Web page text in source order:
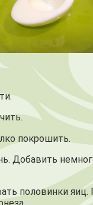
покрошить.
Добавить
половинки